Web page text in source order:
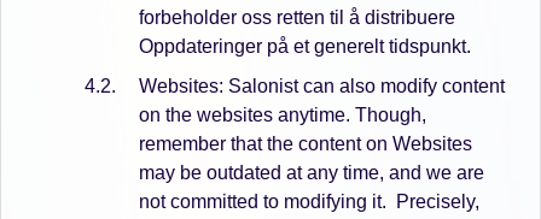
forbeholder oss retten til å distribuere
Oppdateringer på et generelt tidspunkt.
Websites: Salonist can also modify content
on the websites anytime. Though,
remember that the content on Websites
may be outdated at any time, and we are
not committed to modifying it.
Precisely,